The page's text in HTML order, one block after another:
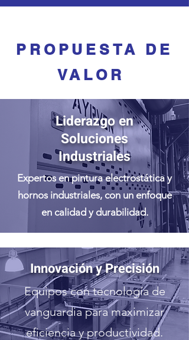
PROPUESTA DE
VALOR
Liderazgo en
Soluciones
Industriales
Expertos en pintura electrostática y
hornos industriales, con un enfoque
en calidad y durabilidad.
Innovación y Precisión
Equipos con tecnología de
vanguardia para maximizar
eficiencia y productividad.